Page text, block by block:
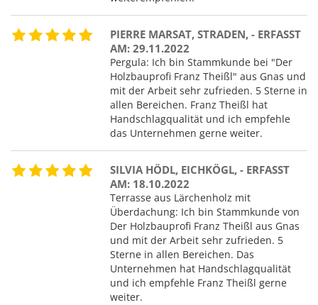
PIERRE MARSAT, STRADEN, - ERFASST
AM: 29.11.2022
Pergula: Ich bin Stammkunde bei "Der
Holzbauprofi Franz Theißl" aus Gnas und
mit der Arbeit sehr zufrieden. 5 Sterne in
allen Bereichen. Franz Theißl hat
Handschlagqualität und ich empfehle
das Unternehmen gerne weiter.
SILVIA HÖDL, EICHKÖGL, - ERFASST
AM: 18.10.2022
Terrasse aus Lärchenholz mit
Überdachung: Ich bin Stammkunde von
Der Holzbauprofi Franz Theißl aus Gnas
und mit der Arbeit sehr zufrieden. 5
Sterne in allen Bereichen. Das
Unternehmen hat Handschlagqualität
und ich empfehle Franz Theißl gerne
weiter.